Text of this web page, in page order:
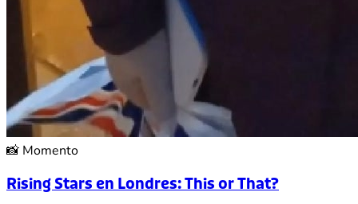
📸 Momento
Rising Stars en Londres: This or That?